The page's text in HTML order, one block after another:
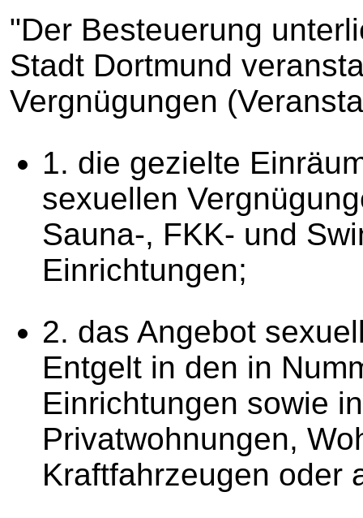
"Der Besteuerung
Stadt Dortmund
Vergnügungen
1. die gezielte
sexuellen
Sauna-, FKK- und
Einrichtungen;
2. das Angebot
Entgelt in den in
Einrichtungen sowie
Privatwohnungen,
Kraftfahrzeugen oder